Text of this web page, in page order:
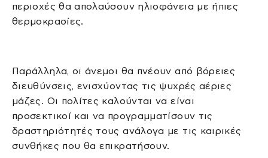
περιοχές θα απολαύσουν ηλιοφάνεια με ήπιες
θερμοκρασίες.
Παράλληλα, οι άνεμοι θα πνέουν από βόρειες
διευθύνσεις, ενισχύοντας τις ψυχρές αέριες
μάζες. Οι πολίτες καλούνται να είναι
προσεκτικοί και να προγραμματίσουν τις
δραστηριότητές τους ανάλογα με τις καιρικές
συνθήκες που θα επικρατήσουν.